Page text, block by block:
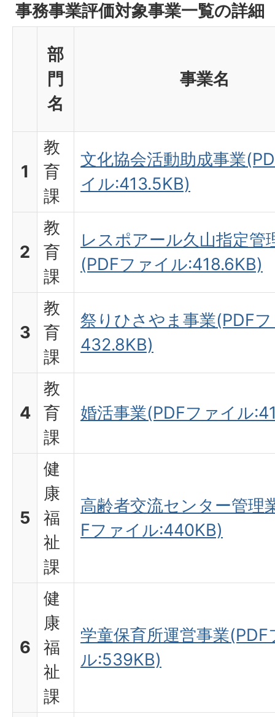
事務事業評価対象事業一覧の詳細
部
門
名
事業名
1
教
育
課
文化協会活動助成事業
イル:413.5KB)
2
教
育
課
レスポアール久山指定管
(PDFファイル:418.6KB)
3
教
育
課
祭りひさやま事業(PDF
432.8KB)
4
教
育
課
婚活事業(PDFファイル
5
健
康
福
祉
課
高齢者交流センター管理
Fファイル:440KB)
6
健
康
福
祉
課
学童保育所運営事業(PDF
ル:539KB)